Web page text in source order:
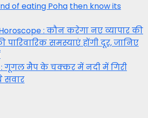
of eating Poha then know its
Horoscope : कौन करेगा नए व्यापार की
समस्याएं होंगी दूर, जानिए
: गूगल मैप के चक्कर में नदी में गिरी
सवार